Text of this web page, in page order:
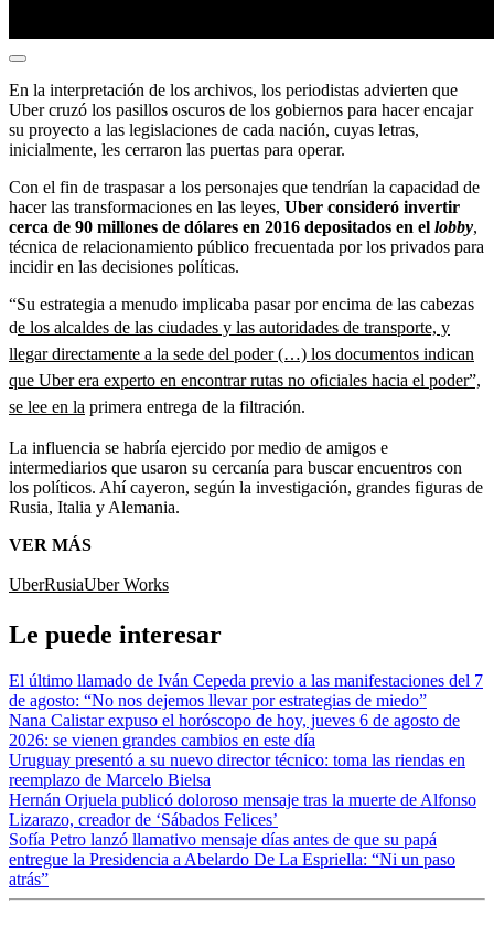
En la interpretación de los archivos, los periodistas advierten que
Uber cruzó los pasillos oscuros de los gobiernos para hacer encajar
su proyecto a las legislaciones de cada nación, cuyas letras,
inicialmente, les cerraron las puertas para operar.
Con el fin de traspasar a los personajes que tendrían la capacidad de
hacer las transformaciones en las leyes, Uber consideró invertir
cerca de 90 millones de dólares en 2016 depositados en el lobby,
técnica de relacionamiento público frecuentada por los privados para
incidir en las decisiones políticas.
“Su estrategia a menudo implicaba pasar por encima de las cabezas
de los alcaldes de las ciudades y las autoridades de transporte, y
llegar directamente a la sede del poder (…) los documentos indican
que Uber era experto en encontrar rutas no oficiales hacia el poder”,
se lee en la primera entrega de la filtración.
La influencia se habría ejercido por medio de amigos e
intermediarios que usaron su cercanía para buscar encuentros con
los políticos. Ahí cayeron, según la investigación, grandes figuras de
Rusia, Italia y Alemania.
VER MÁS
UberRusiaUber Works
Le puede interesar
El último llamado de Iván Cepeda previo a las manifestaciones del 7
de agosto: “No nos dejemos llevar por estrategias de miedo”
Nana Calistar expuso el horóscopo de hoy, jueves 6 de agosto de
2026: se vienen grandes cambios en este día
Uruguay presentó a su nuevo director técnico: toma las riendas en
reemplazo de Marcelo Bielsa
Hernán Orjuela publicó doloroso mensaje tras la muerte de Alfonso
Lizarazo, creador de ‘Sábados Felices’
Sofía Petro lanzó llamativo mensaje días antes de que su papá
entregue la Presidencia a Abelardo De La Espriella: “Ni un paso
atrás”